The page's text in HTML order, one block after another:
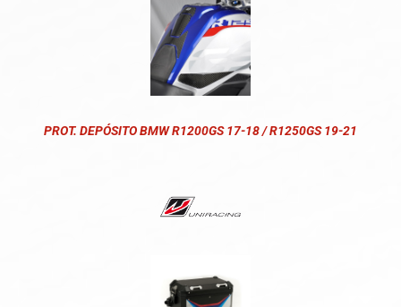
PROT. DEPÓSITO BMW R1200GS 17-18 / R1250GS 19-21